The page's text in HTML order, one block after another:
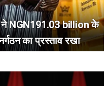
NGN191.03 billion के
का प्रस्ताव रखा